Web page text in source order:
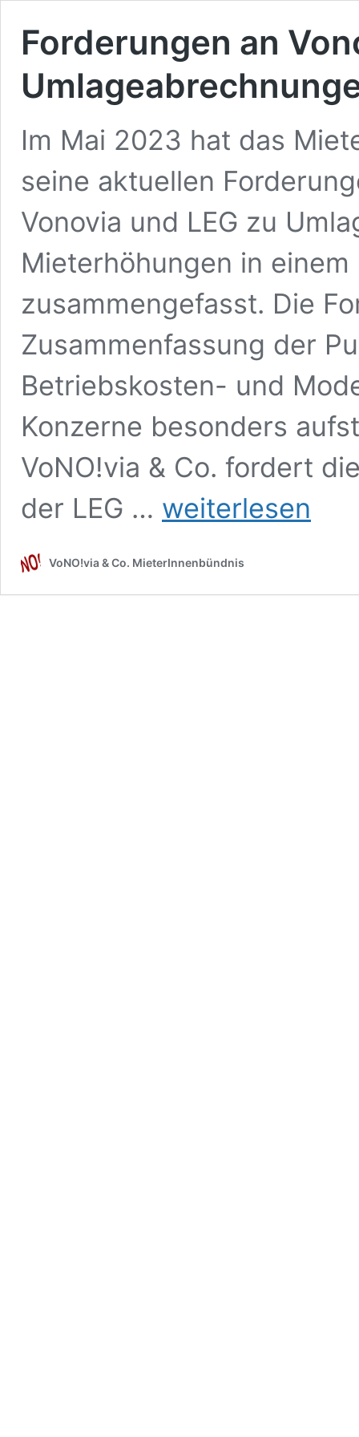
Forderungen an
Im Mai 2023 hat das
seine aktuellen
Vonovia und LEG zu
Mieterhöhungen in
zusammengefasst. Die
Zusammenfassung der
Betriebskosten- und
Konzerne besonders
VoNO!via & Co. fordert
der LEG …
Forderungen
an
LEG
Umlageabrechnungen
weiterlesen
VoNO!via & Co. MieterInnenbündnis